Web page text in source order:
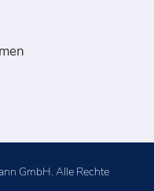
GmbH. Alle Rechte